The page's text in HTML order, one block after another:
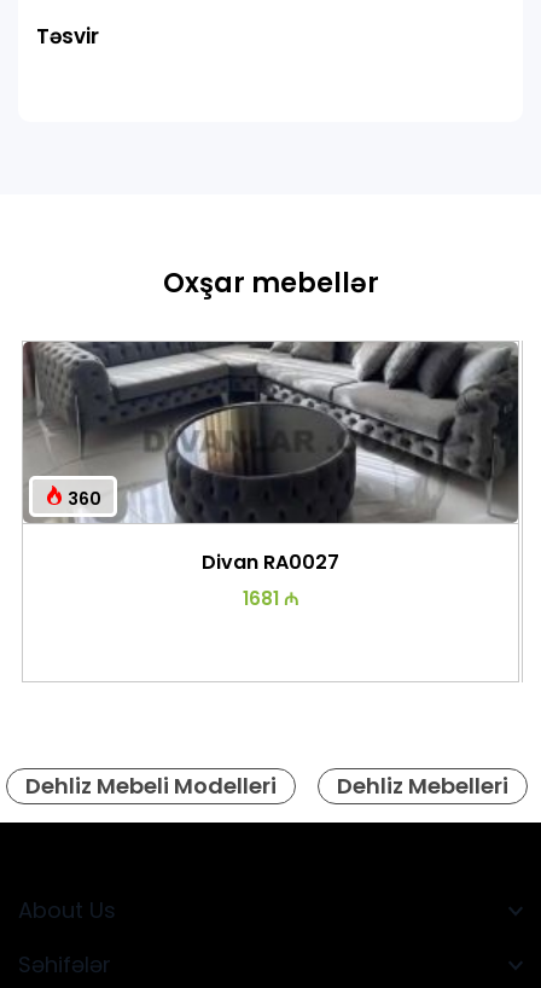
Təsvir
Oxşar mebellər
360
Divan RA0027
1681 ₼
Dehliz Mebeli Modelleri Dehliz Mebelleri
About Us
Səhifələr